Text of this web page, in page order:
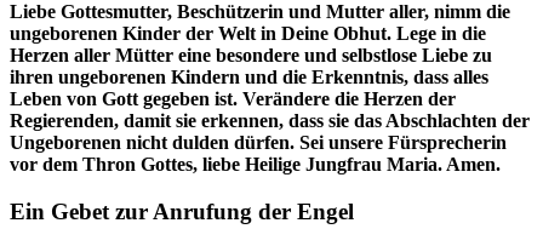
Liebe Gottesmutter, Beschützerin und Mutter aller, nimm die
ungeborenen Kinder der Welt in Deine Obhut. Lege in die
Herzen aller Mütter eine besondere und selbstlose Liebe zu
ihren ungeborenen Kindern und die Erkenntnis, dass alles
Leben von Gott gegeben ist. Verändere die Herzen der
Regierenden, damit sie erkennen, dass sie das Abschlachten der
Ungeborenen nicht dulden dürfen. Sei unsere Fürsprecherin
vor dem Thron Gottes, liebe Heilige Jungfrau Maria. Amen.
Ein Gebet zur Anrufung der Engel